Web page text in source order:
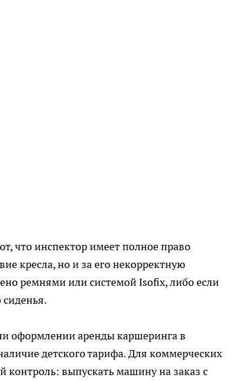
что инспектор имеет полное право
кресла, но и за его некорректную
ремнями или системой Isofix, либо если
оформлении аренды каршеринга в
детского тарифа. Для коммерческих
контроль: выпускать машину на заказ с